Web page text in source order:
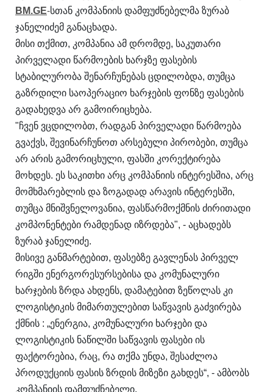
BM.GE-სთან კომპანიის დამფუძნებელმა ზურაბ
ჯანელიძემ განაცხადა.
მისი თქმით, კომპანია ამ დრომდე, საკუთარი
პირველადი წარმოების ხარჯზე ფასების
სტაბილურობა შენარჩუნებას ცდილობდა, თუმცა
გაზრდილი საოპერაციო ხარჯების ფონზე ფასების
გადახედვა არ გამოირიცხება.
"ჩვენ ვცდილობთ, რადგან პირველადი წარმოება
გვაქვს, შევინარჩუნოთ არსებული პირობები, თუმცა
არ არის გამორიცხული, ფასში კორექტირება
მოხდეს. ეს საკითხი არც კომპანიის ინტერესშია, არც
მომხმარებლის და ზოგადად არავის ინტერესში,
თუმცა მნიშვნელოვანია, ფასწარმოქმნის ძირითადი
კომპონენტები რამდენად იზრდება", - აცხადებს
ზურაბ ჯანელიძე.
მისივე განმარტებით, ფასებზე გავლენას პირველ
რიგში ენერგორესურსებისა და კომუნალური
ხარჯების ზრდა ახდენს, დამატებით ზეწოლას კი
ლოგისტიკის მიმართულებით საწვავის გაძვირება
ქმნის : „ენერგია, კომუნალური ხარჯები და
ლოგისტიკის ნაწილში საწვავის ფასები ის
ფაქტორებია, რაც, რა თქმა უნდა, შესაძლოა
პროდუქციის ფასის ზრდის მიზეზი გახდეს“, - ამბობს
კომპანიის დამფუძნებელი.